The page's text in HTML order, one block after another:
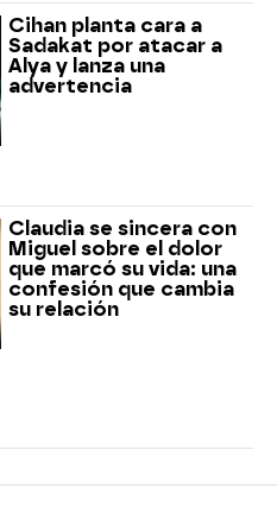
Cihan planta cara a
Sadakat por atacar a
Alya y lanza una
advertencia
Claudia se sincera con
Miguel sobre el dolor
que marcó su vida: una
confesión que cambia
su relación